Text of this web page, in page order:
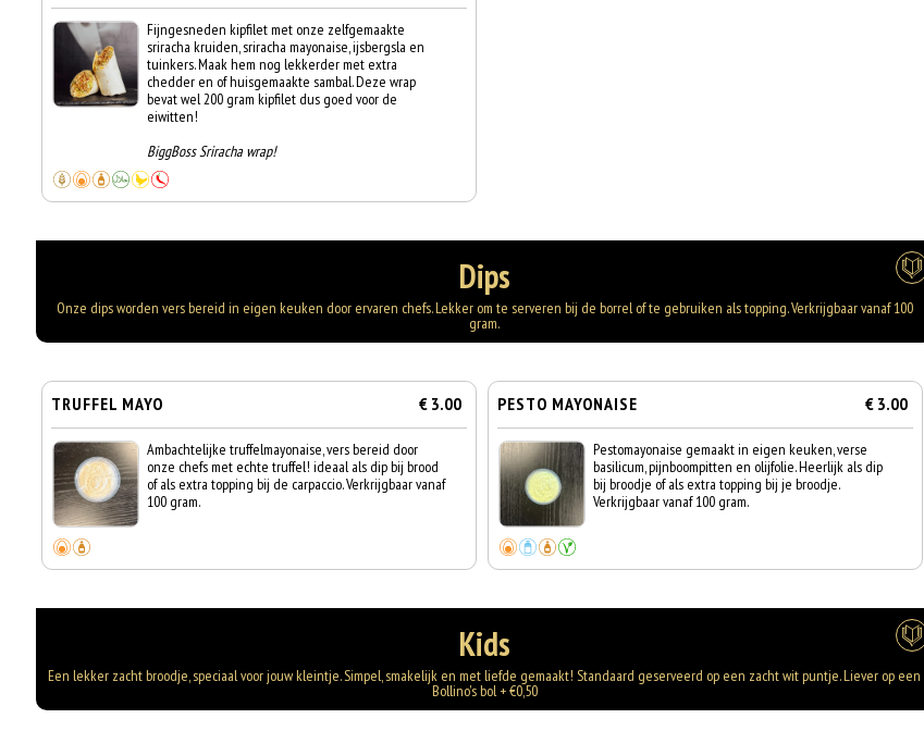
Fijngesneden kipfilet met onze zelfgemaakte
sriracha kruiden, sriracha mayonaise, ijsbergsla en
tuinkers. Maak hem nog lekkerder met extra
chedder en of huisgemaakte sambal. Deze wrap
bevat wel 200 gram kipfilet dus goed voor de
eiwitten!
BiggBoss Sriracha wrap!
Dips
Onze dips worden vers bereid in eigen keuken door ervaren chefs. Lekker om te serveren bij de borrel of te gebruiken als topping. Verkrijgbaar vanaf 100
gram.
TRUFFEL MAYO € 3.00
Ambachtelijke truffelmayonaise, vers bereid door
onze chefs met echte truffel! ideaal als dip bij brood
of als extra topping bij de carpaccio. Verkrijgbaar vanaf
100 gram.
PESTO MAYONAISE € 3.00
Pestomayonaise gemaakt in eigen keuken, verse
basilicum, pijnboompitten en olijfolie. Heerlijk als dip
bij broodje of als extra topping bij je broodje.
Verkrijgbaar vanaf 100 gram.
Kids
Een lekker zacht broodje, speciaal voor jouw kleintje. Simpel, smakelijk en met liefde gemaakt! Standaard geserveerd op een zacht wit puntje. Liever op een
Bollino's bol + €0,50